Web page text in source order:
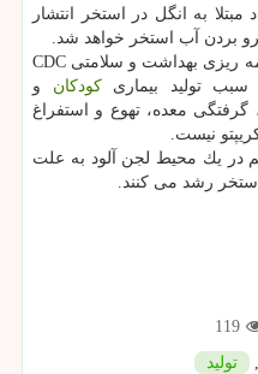
به انگل در استخر انتشار
بردن آب استخر خواهد شد.
میشل هلاسا R.N.، M.P.H مدیر برنامه ریزی بهداشت و سلامتی CDC
تولید بیماریكودكان و
گرفتگی معده، تهوع و استفراغ
نیست.
در یك محیط لجن آلود به علت
رشد می كنند.
119
, تولید